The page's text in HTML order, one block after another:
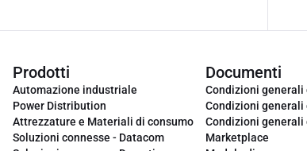
Prodotti
Automazione industriale
Power Distribution
Attrezzature e Materiali di consumo
Soluzioni connesse - Datacom
Documenti
Condizioni generali
Condizioni generali
Condizioni generali
Marketplace